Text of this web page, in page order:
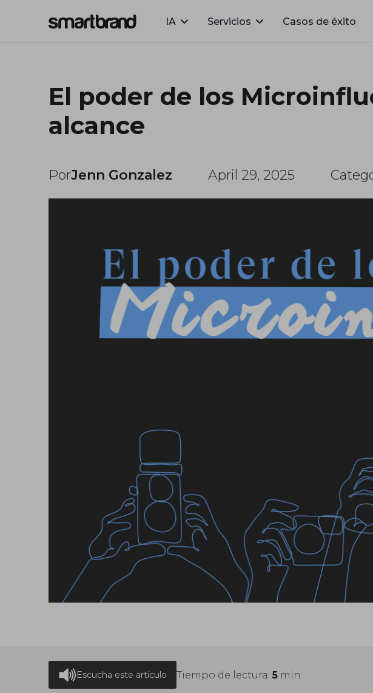
IA Servicios Casos de éxito
El poder de los
alcance
PorJenn Gonzalez April 29, 2025
Escucha este artículo Tiempo de lectura: 5 min